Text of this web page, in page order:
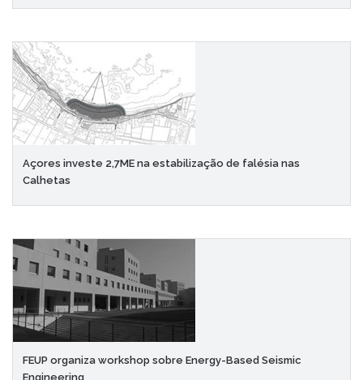
Açores investe 2,7ME na estabilização de falésia nas
Calhetas
FEUP organiza workshop sobre Energy-Based Seismic
Engineering